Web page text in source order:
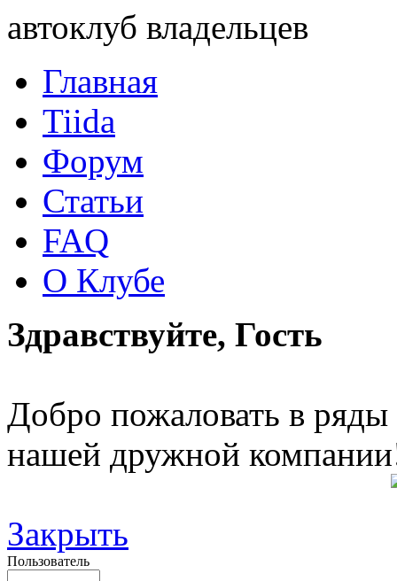
автоклуб владельцев
Главная
Tiida
Форум
Статьи
FAQ
О Клубе
Здравствуйте, Гость
Добро пожаловать в ряды
нашей дружной
Закрыть
Пользователь